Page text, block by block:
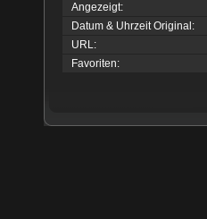
Angezeigt:
Datum & Uhrzeit Original:
URL:
Favoriten: